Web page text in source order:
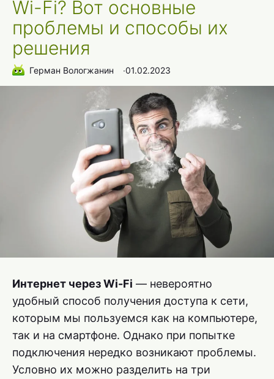
Wi-Fi? Вот основные
проблемы и способы их
решения
Герман Вологжанин ∙01.02.2023
Интернет через Wi-Fi — невероятно
удобный способ получения доступа к сети,
которым мы пользуемся как на компьютере,
так и на смартфоне. Однако при попытке
подключения нередко возникают проблемы.
Условно их можно разделить на три